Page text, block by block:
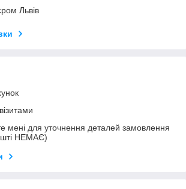
Львів
мені для уточнення деталей замовлення
НЕМАЄ)